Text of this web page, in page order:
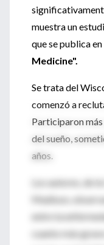
muestra un
que se publica en
Medicine".
Se trata del
comenzó a
Participaron
del sueño,
años.
Los autores, de
Madison,
entre la
cuanto más